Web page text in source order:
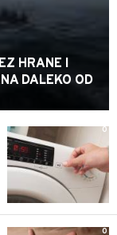
HRANE I
DALEKO OD
0
0